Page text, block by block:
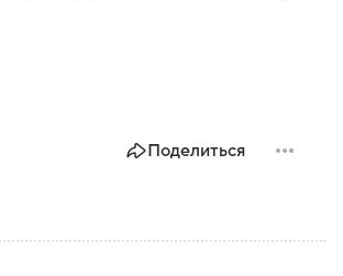
Поделиться